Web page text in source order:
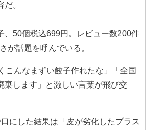
。
、50個税込699円。レビュー数200件
が話題を呼んでいる。
こんなまずい餃子作れたな」「全国
棄します」と激しい言葉が飛び交
にした結果は「皮が劣化したプラス